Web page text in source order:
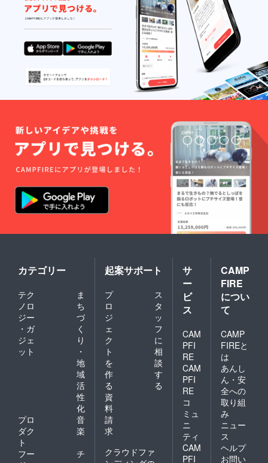
カテゴリー
テク
ノロ
ジー
・ガ
ジェ
ット
ま
ち
づ
く
り
・
地
域
活
性
化
プロ
ダク
ト
音
楽
フー
チ
起案サポート
プ
ロ
ジ
ェ
ク
ト
を
作
る
ス
タ
ッ
フ
に
相
談
す
る
資
料
請
求
クラウドファ
サ
ー
ビ
ス
CAM
PFI
RE
CAM
PFI
RE
コ
ミュ
ニ
ティ
CAM
PFI
CAMP
FIRE
につい
て
CAMP
FIREと
は
あんし
ん・安
全への
取り組
み
ニュー
ス
ヘルプ
お問い